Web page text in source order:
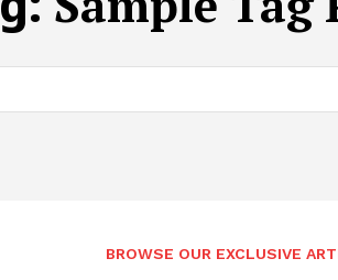
BROWSE OUR EXCLUSIVE